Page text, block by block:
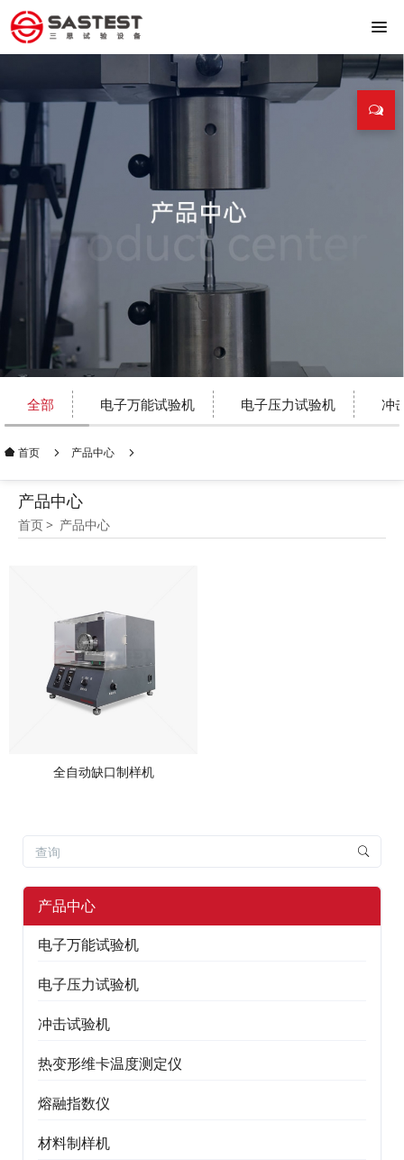
全部 电子万能试验机 电子压力试验机 冲
首页 产品中心
产品中心
首页 产品中心
全自动缺口制样机
产品中心
电子万能试验机
电子压力试验机
冲击试验机
热变形维卡温度测定仪
熔融指数仪
材料制样机